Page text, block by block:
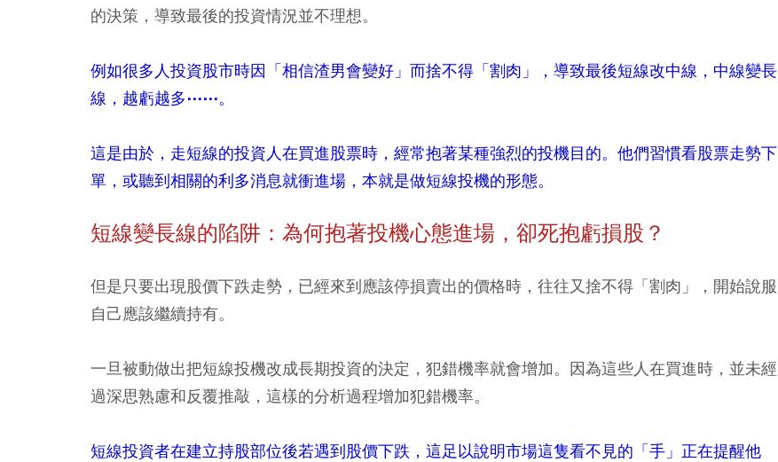
的決策，導致最後的投資情況並不理想。
例如很多人投資股市時因「相信渣男會變好」而捨不得「割肉」，導致最後短線改中線，中線變長
線，越虧越多⋯⋯。
這是由於，走短線的投資人在買進股票時，經常抱著某種強烈的投機目的。他們習慣看股票走勢下
單，或聽到相關的利多消息就衝進場，本就是做短線投機的形態。
短線變長線的陷阱：為何抱著投機心態進場，卻死抱虧損股？
但是只要出現股價下跌走勢，已經來到應該停損賣出的價格時，往往又捨不得「割肉」，開始說服
自己應該繼續持有。
一旦被動做出把短線投機改成長期投資的決定，犯錯機率就會增加。因為這些人在買進時，並未經
過深思熟慮和反覆推敲，這樣的分析過程增加犯錯機率。
短線投資者在建立持股部位後若遇到股價下跌，這足以說明市場這隻看不見的「手」正在提醒他